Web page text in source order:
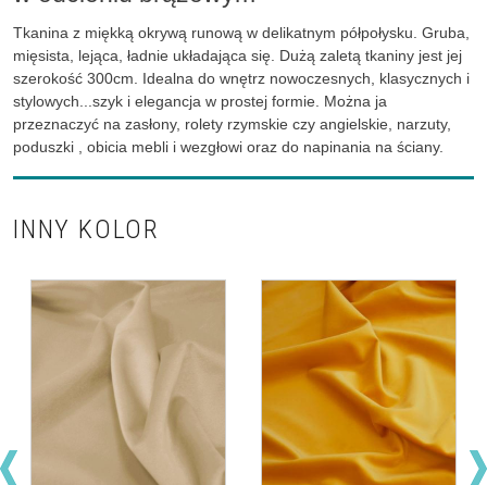
Tkanina z miękką okrywą runową w delikatnym półpołysku. Gruba,
mięsista, lejąca, ładnie układająca się. Dużą zaletą tkaniny jest jej
szerokość 300cm. Idealna do wnętrz nowoczesnych, klasycznych i
stylowych...szyk i elegancja w prostej formie. Można ja
przeznaczyć na zasłony, rolety rzymskie czy angielskie, narzuty,
poduszki , obicia mebli i wezgłowi oraz do napinania na ściany.
INNY KOLOR